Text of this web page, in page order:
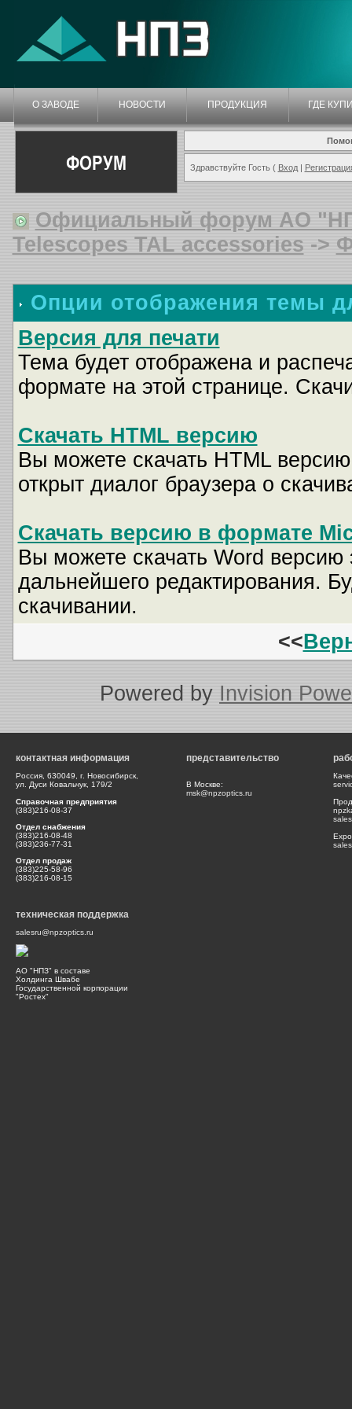
О ЗАВОДЕ НОВОСТИ ПРОДУКЦИЯ ГДЕ
ФОРУМ Здравствуйте Гость ( Вход|
Официальный форум АО
Telescopes TAL accessories ->
Опции отображения темы
Версия для печати
Тема будет отображена и
формате на этой странице.
Скачать HTML версию
Вы можете скачать HTML
открыт диалог браузера о
Скачать версию в формате
Вы можете скачать Word
дальнейшего редактирования.
скачивании.
<<
Powered by Invision
контактная информация
Россия, 630049, г. Новосибирск,
ул. Дуси Ковальчук, 179/2
Справочная предприятия
(383)216-08-37
Отдел снабжения
(383)216-08-48
(383)236-77-31
Отдел продаж
(383)225-58-96
(383)216-08-15
представительство
В Москве:
msk@npzoptics.ru
техническая поддержка
salesru@npzoptics.ru
АО "НПЗ" в составе
Холдинга Швабе
Государственной корпорации
"Ростех"